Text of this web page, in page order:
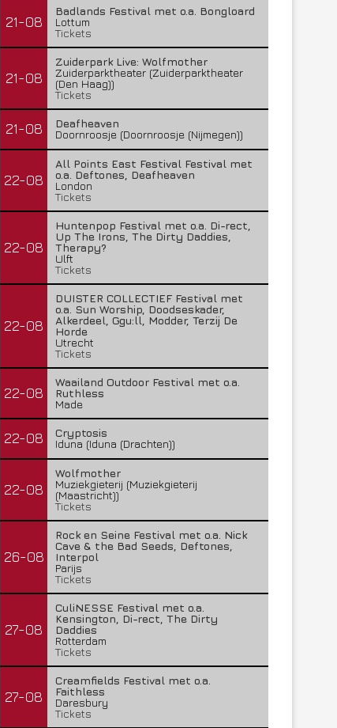
21-08
Badlands Festival met o.a. Bongloard
Lottum
Tickets
21-08
Zuiderpark Live: Wolfmother
Zuiderparktheater (Zuiderparktheater
(Den Haag))
Tickets
21-08
Deafheaven
Doornroosje (Doornroosje (Nijmegen))
22-08
All Points East Festival Festival met
o.a. Deftones, Deafheaven
London
Tickets
22-08
Huntenpop Festival met o.a. Di-rect,
Up The Irons, The Dirty Daddies,
Therapy?
Ulft
Tickets
22-08
DUISTER COLLECTIEF Festival met
o.a. Sun Worship, Doodseskader,
Alkerdeel, Ggu:ll, Modder, Terzij De
Horde
Utrecht
Tickets
22-08
Waailand Outdoor Festival met o.a.
Ruthless
Made
22-08
Cryptosis
Iduna (Iduna (Drachten))
22-08
Wolfmother
Muziekgieterij (Muziekgieterij
(Maastricht))
Tickets
26-08
Rock en Seine Festival met o.a. Nick
Cave & the Bad Seeds, Deftones,
Interpol
Parijs
Tickets
27-08
CuliNESSE Festival met o.a.
Kensington, Di-rect, The Dirty
Daddies
Rotterdam
Tickets
27-08
Creamfields Festival met o.a.
Faithless
Daresbury
Tickets